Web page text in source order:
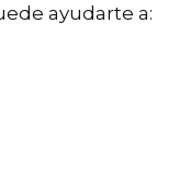
ayudarte a: